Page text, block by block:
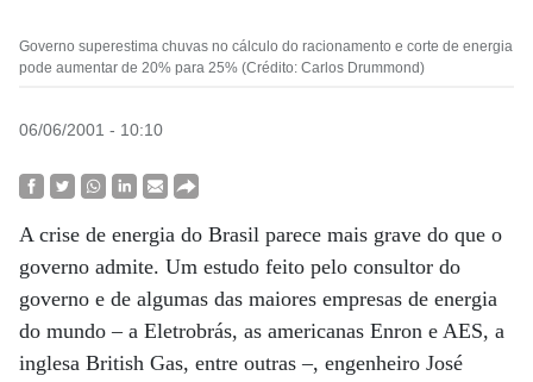
Governo superestima chuvas no cálculo do racionamento e corte de energia
pode aumentar de 20% para 25% (Crédito: Carlos Drummond)
06/06/2001 - 10:10
A crise de energia do Brasil parece mais grave do que o
governo admite. Um estudo feito pelo consultor do
governo e de algumas das maiores empresas de energia
do mundo – a Eletrobrás, as americanas Enron e AES, a
inglesa British Gas, entre outras –, engenheiro José